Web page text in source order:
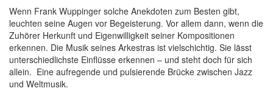
Wenn Frank Wuppinger solche Anekdoten zum Besten gibt,
leuchten seine Augen vor Begeisterung. Vor allem dann, wenn die
Zuhörer Herkunft und Eigenwilligkeit seiner Kompositionen
erkennen. Die Musik seines Arkestras ist vielschichtig. Sie lässt
unterschiedlichste Einflüsse erkennen – und steht doch für sich
allein. Eine aufregende und pulsierende Brücke zwischen Jazz
und Weltmusik.